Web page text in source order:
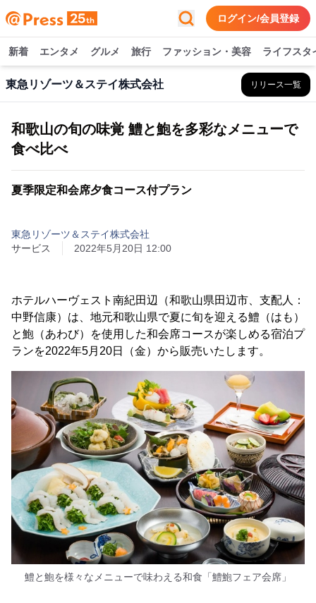
ログイン/会員登録
新着 エンタメ グルメ 旅行 ファッション・美容 ライフスタ
東急リゾーツ＆ステイ株式会社 リリース一覧
和歌山の旬の味覚 鱧と鮑を多彩なメニューで
食べ比べ
夏季限定和会席夕食コース付プラン
東急リゾーツ＆ステイ株式会社
サービス
2022年5月20日 12:00
ホテルハーヴェスト南紀田辺（和歌山県田辺市、支配人：
中野信康）は、地元和歌山県で夏に旬を迎える鱧（はも）
と鮑（あわび）を使用した和会席コースが楽しめる宿泊プ
ランを2022年5⽉20⽇（金）から販売いたします。
鱧と鮑を様々なメニューで味わえる和食「鱧鮑フェア会席」